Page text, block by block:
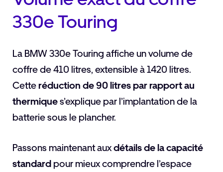
330e Touring
La BMW 330e Touring affiche un volume de
coffre de 410 litres, extensible à 1420 litres.
Cetteréduction de 90 litres par rapport au
thermiques’explique par l’implantation de la
batterie sous le plancher.
Passons maintenant auxdétails de la capacité
standard pour mieux comprendre l’espace